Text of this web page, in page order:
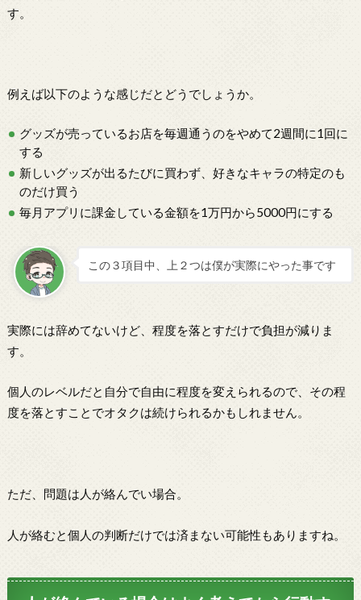
す。
例えば以下のような感じだとどうでしょうか。
グッズが売っているお店を毎週通うのをやめて2週間に1回に
する
新しいグッズが出るたびに買わず、好きなキャラの特定のも
のだけ買う
毎月アプリに課金している金額を1万円から5000円にする
この３項目中、上２つは僕が実際にやった事です
実際には辞めてないけど、程度を落とすだけで負担が減りま
す。
個人のレベルだと自分で自由に程度を変えられるので、その程
度を落とすことでオタクは続けられるかもしれません。
ただ、問題は人が絡んでい場合。
人が絡むと個人の判断だけでは済まない可能性もありますね。